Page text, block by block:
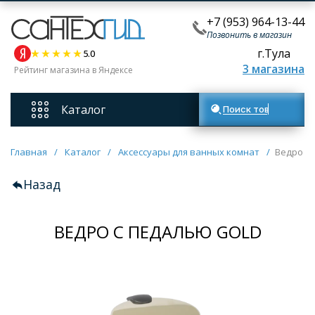
+7 (953) 964-13-44
Позвонить в магазин
5.0
Рейтинг магазина в Яндексе
г.Тула
3 магазина
Каталог
Смесители
Унитазы
Мебель для ванных комнат
Поиск товаров
Главная / Каталог / Аксессуары для ванных комнат / Ведро с
Назад
ВЕДРО С ПЕДАЛЬЮ GOLD